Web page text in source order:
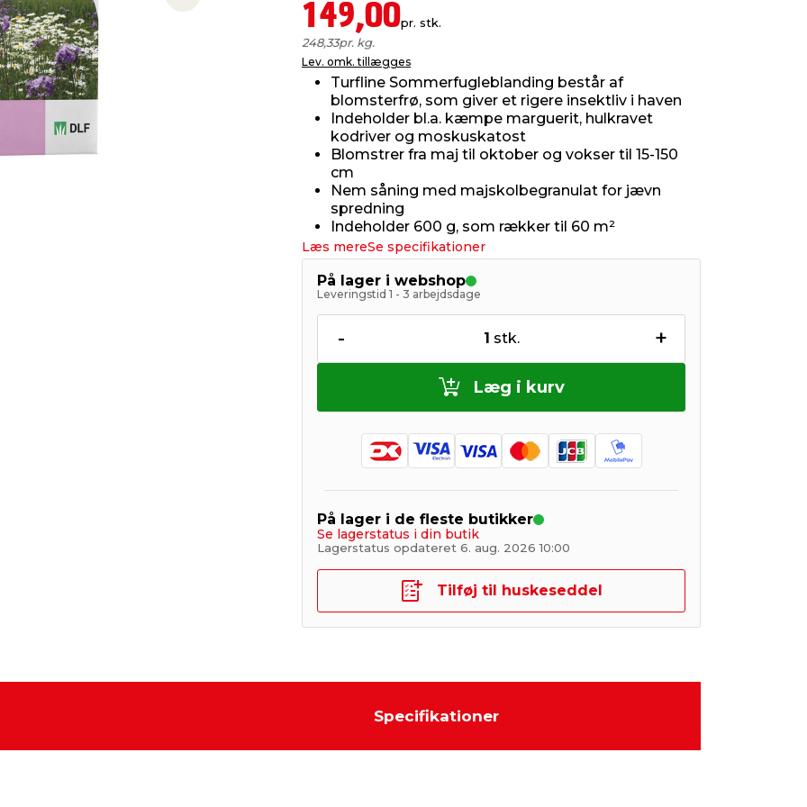
Next slide 149,00pr. stk.
248,33pr. kg.
Lev. omk. tillægges
Turfline Sommerfugleblanding består af
blomsterfrø, som giver et rigere insektliv i haven
Indeholder bl.a. kæmpe marguerit, hulkravet
kodriver og moskuskatost
Blomstrer fra maj til oktober og vokser til 15-150
cm
Nem såning med majskolbegranulat for jævn
spredning
Indeholder 600 g, som rækker til 60 m²
Læs mereSe specifikationer
På lager i webshop
Leveringstid 1 - 3 arbejdsdage
- 1 stk. +
Læg i kurv
På lager i de fleste butikker
Se lagerstatus i din butik
Lagerstatus opdateret 6. aug. 2026 10:00
Tilføj til huskeseddel
Specifikationer